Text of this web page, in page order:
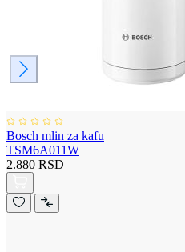
Bosch mlin za kafu
TSM6A011W
2.880 RSD